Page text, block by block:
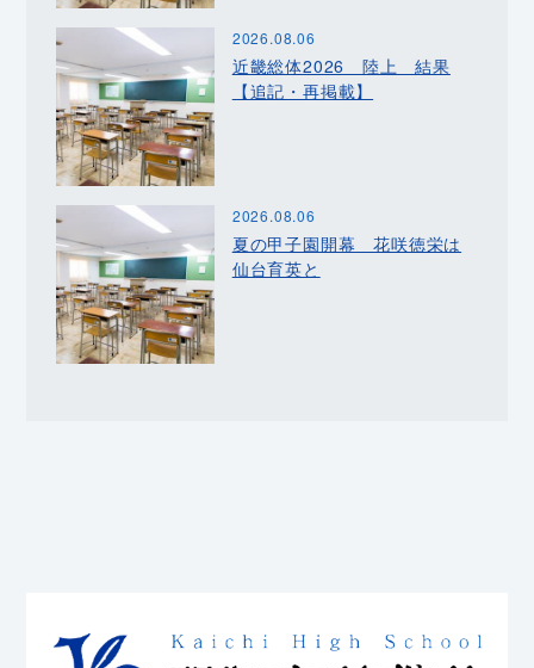
2026.08.06
近畿総体2026 陸上 結果
【追記・再掲載】
2026.08.06
夏の甲子園開幕 花咲徳栄は
仙台育英と